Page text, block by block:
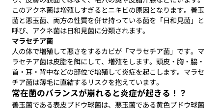
このアクネ菌は増殖しすぎるとニキビの原因となります。善玉
菌と悪玉菌、両方の性質を併せ持っている菌を「日和見菌」と
呼び、アクネ菌は日和見菌に分類されます。
マラセチア菌
人の体で増殖して悪さをするカビが「マラセチア菌」です。マ
ラセチア菌は皮脂を餌にして、増殖をします。頭皮・胸・脇・
首・耳・背中などの部位で増殖して炎症を起こします。マラセ
チア菌は薄毛に直結するリスクを抱えています。
常在菌のバランスが崩れると炎症が起きる！？
善玉菌である表皮ブドウ球菌は、悪玉菌である黄色ブドウ球菌